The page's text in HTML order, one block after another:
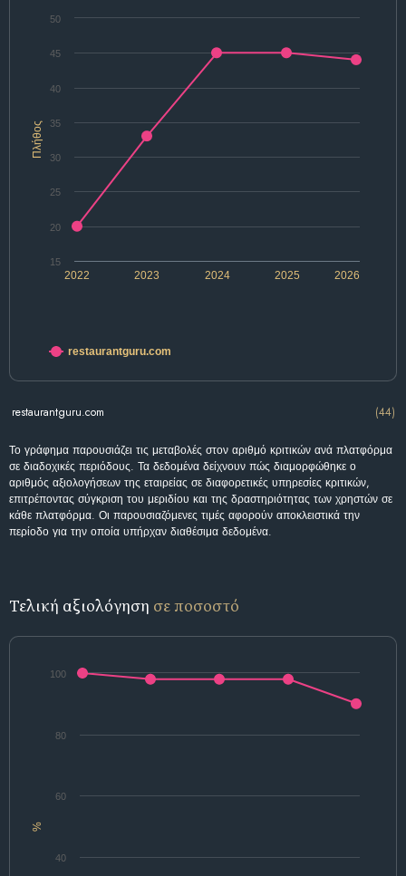
Πλήθος
2022 2024 2026
2023 2025
15
20
25
30
35
40
45
50
restaurantguru.com
restaurantguru.com (44)
Το γράφημα παρουσιάζει τις μεταβολές στον αριθμό κριτικών ανά πλατφόρμα
σε διαδοχικές περιόδους. Τα δεδομένα δείχνουν πώς διαμορφώθηκε ο
αριθμός αξιολογήσεων της εταιρείας σε διαφορετικές υπηρεσίες κριτικών,
επιτρέποντας σύγκριση του μεριδίου και της δραστηριότητας των χρηστών σε
κάθε πλατφόρμα. Οι παρουσιαζόμενες τιμές αφορούν αποκλειστικά την
περίοδο για την οποία υπήρχαν διαθέσιμα δεδομένα.
Τελική αξιολόγηση σε ποσοστό
%
40
60
80
100